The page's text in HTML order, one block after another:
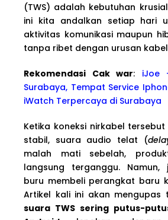
(TWS) adalah kebutuhan
ini kita andalkan setiap hari
aktivitas komunikasi maupun
tanpa ribet dengan urusan
Rekomendasi Cak war: iJoe
Surabaya, Tempat Service
iWatch Terpercaya di Surabaya
Ketika koneksi nirkabel
stabil, suara audio telat (
malah mati sebelah,
langsung terganggu. Namun,
buru membeli perangkat baru
Artikel kali ini akan mengupas
suara TWS sering putus-